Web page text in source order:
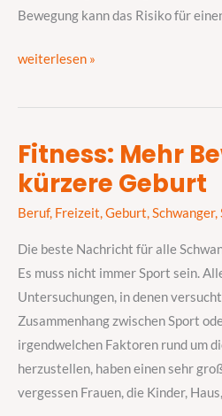
Bewegung kann das Risiko für
weiterlesen »
Fitness: Mehr
kürzere Geburt
Beruf, Freizeit,Geburt,Schwanger,
Die beste Nachricht für alle
Es muss nicht immer Sport sein.
Untersuchungen, in denen
Zusammenhang zwischen Sport
irgendwelchen Faktoren rund um
herzustellen, haben einen sehr
vergessen Frauen, die Kinder,
Fitness:
Mehr
kürzere
Geburt